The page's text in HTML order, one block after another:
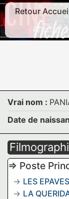
Retour
Vrai nom :
Date de
=> Poste
LES
LA